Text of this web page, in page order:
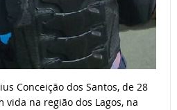
Conceição dos Santos, de 28
vida na região dos Lagos, na